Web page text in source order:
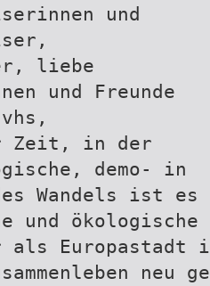
und
liebe
und Freunde
Zeit, in der
demo- in
Wandels ist es
und ökologische
als Europastadt